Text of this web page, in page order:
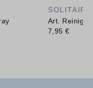
SOLITAIRE
Art.
7,95 €